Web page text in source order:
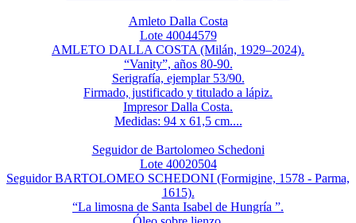
Amleto Dalla Costa
Lote 40044579
AMLETO DALLA COSTA (Milán, 1929–2024).
“Vanity”, años 80-90.
Serigrafía, ejemplar 53/90.
Firmado, justificado y titulado a lápiz.
Impresor Dalla Costa.
Medidas: 94 x 61,5 cm....
Seguidor de Bartolomeo Schedoni
Lote 40020504
Seguidor BARTOLOMEO SCHEDONI (Formigine, 1578 - Parma,
1615).
“La limosna de Santa Isabel de Hungría ”.